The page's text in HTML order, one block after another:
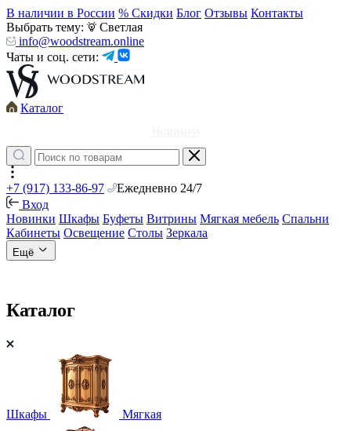
В наличии в России % Скидки Блог Отзывы Контакты
Выбрать тему:
Светлая
info@woodstream.online
Чаты и соц. сети:
Каталог
+7 (917) 133-86-97
Ежедневно 24/7
Вход
Новинки Шкафы Буфеты Витрины Мягкая мебель Спальни
Кабинеты Освещение Столы Зеркала
Ещё
Каталог
Шкафы Мягкая